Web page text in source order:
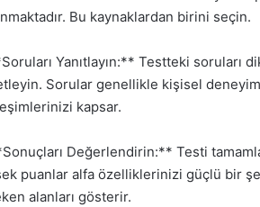
Bu kaynaklardan birini seçin.
Yanıtlayın:** Testteki soruları
Sorular genellikle kişisel
kapsar.
Değerlendirin:** Testi
puanlar alfa özelliklerinizi güçlü bir
alanları gösterir.